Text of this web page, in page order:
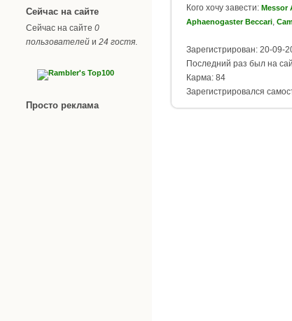
Сейчас на сайте
Сейчас на сайте 0
пользователей и 24 гостя.
Просто реклама
Кого хочу завести: Messor
Aphaenogaster Beccari,
Зарегистрирован: 20-09-
Последний раз был на
Карма: 84
Зарегистрировался